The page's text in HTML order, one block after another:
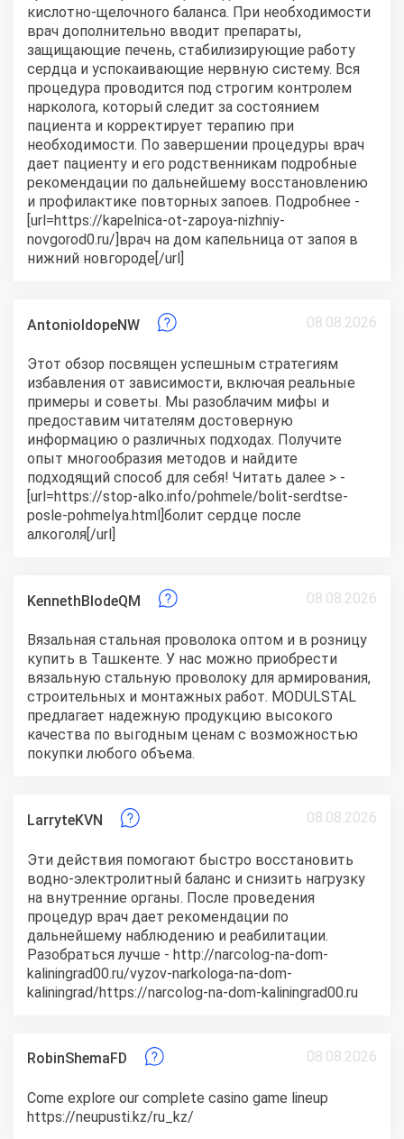
кислотно-щелочного баланса. При необходимости
врач дополнительно вводит препараты,
защищающие печень, стабилизирующие работу
сердца и успокаивающие нервную систему. Вся
процедура проводится под строгим контролем
нарколога, который следит за состоянием
пациента и корректирует терапию при
необходимости. По завершении процедуры врач
дает пациенту и его родственникам подробные
рекомендации по дальнейшему восстановлению
и профилактике повторных запоев. Подробнее -
[url=https://kapelnica-ot-zapoya-nizhniy-
novgorod0.ru/]врач на дом капельница от запоя в
нижний новгороде[/url]
AntonioIdopeNW 08.08.2026
Этот обзор посвящен успешным стратегиям
избавления от зависимости, включая реальные
примеры и советы. Мы разоблачим мифы и
предоставим читателям достоверную
информацию о различных подходах. Получите
опыт многообразия методов и найдите
подходящий способ для себя! Читать далее > -
[url=https://stop-alko.info/pohmele/bolit-serdtse-
posle-pohmelya.html]болит сердце после
алкоголя[/url]
KennethBlodeQM 08.08.2026
Вязальная стальная проволока оптом и в розницу
купить в Ташкенте. У нас можно приобрести
вязальную стальную проволоку для армирования,
строительных и монтажных работ. MODULSTAL
предлагает надежную продукцию высокого
качества по выгодным ценам с возможностью
покупки любого объема.
LarryteKVN 08.08.2026
Эти действия помогают быстро восстановить
водно-электролитный баланс и снизить нагрузку
на внутренние органы. После проведения
процедур врач дает рекомендации по
дальнейшему наблюдению и реабилитации.
Разобраться лучше - http://narcolog-na-dom-
kaliningrad00.ru/vyzov-narkologa-na-dom-
kaliningrad/https://narcolog-na-dom-kaliningrad00.ru
RobinShemaFD 08.08.2026
Come explore our complete casino game lineup
https://neupusti.kz/ru_kz/